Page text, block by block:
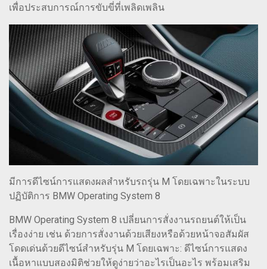
เพื่อประสบการณ์การขับขี่ที่เพลิดเพลิน
มีการดีไซน์การแสดงผลสำหรับรถรุ่น M โดยเฉพาะในระบบ
ปฏิบัติการ BMW Operating System 8
BMW Operating System 8 เปลี่ยนการสั่งงานรถยนต์ให้เป็น
เรื่องง่าย เช่น ด้วยการสั่งงานด้วยเสียงหรือด้วยหน้าจอสัมผัส
โดดเด่นด้วยดีไซน์สำหรับรุ่น M โดยเฉพาะ: ดีไซน์การแสดง
เนื้อหาแบบสองมิติช่วยให้ดูง่ายว่าอะไรเป็นอะไร พร้อมเสริม